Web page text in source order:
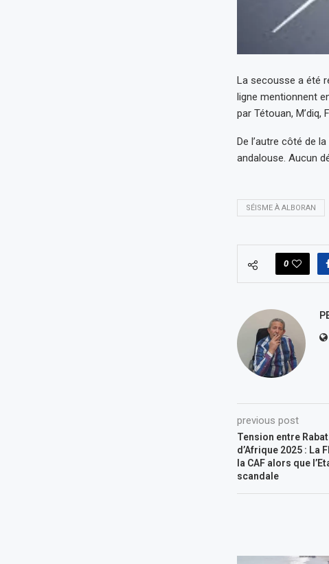
La secousse a été
ligne mentionnent
par Tétouan, M’diq,
De l’autre côté de
andalouse. Aucun
SÉISME À ALBORAN
0
previous post
Tension entre
d’Afrique 2025 : La
la CAF alors que
scandale